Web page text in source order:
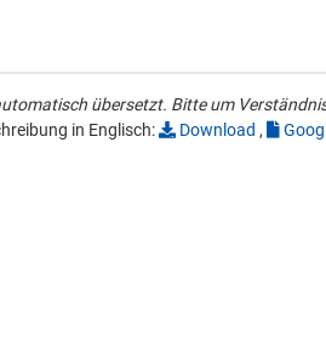
übersetzt. Bitte um
in Englisch: Download ,